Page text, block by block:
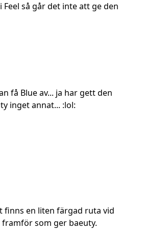
Feel så går det inte att ge den
få Blue av... ja har gett den
inget annat... :lol:
finns en liten färgad ruta vid
som ger baeuty.